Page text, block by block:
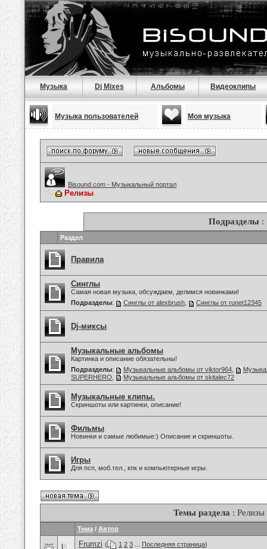
Музыка Dj Mixes Альбомы Видеоклипы
Музыка пользователей Моя музыка
Bisound.com - Музыкальный портал
Релизы
Подразделы :
Раздел
Правила
Синглы
Самая новая музыка, обсуждаем, делимся новинками!
Подразделы: Синглы от alexbrush Синглы от runet12345
Dj-миксы
Музыкальные альбомы
Картинка и описание обязательны!
Подразделы: Музыкальные альбомы от viktor964
SUPERHERO
Музыкальные альбомы от skitalec72
Музыкальные клипы.
Скриншоты или картинки, описание!
Фильмы
Новинки и самые любимые:) Описание и скриншоты.
Игры
Для псп, моб.тел., кпк и компьютерные игры.
Темы раздела : Релизы
Тема / Автор
Frumzi ( 1 2 3 Последняя страница)